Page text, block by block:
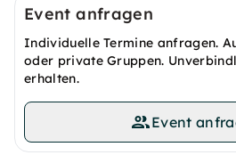
Event anfragen
Individuelle Termine anfragen.
oder private Gruppen.
erhalten.
Event